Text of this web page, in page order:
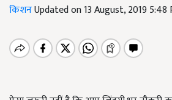
किशनUpdated on 13 August, 2019 5:48